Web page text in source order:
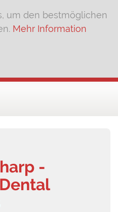
um den bestmöglichen
Mehr Information
-